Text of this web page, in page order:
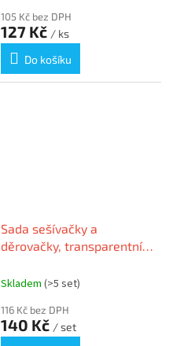
105 Kč bez DPH
127 Kč / ks
Do košíku
Sada sešívačky a
děrovačky, transparentní
listů, RAPESCO 1719
Skladem (>5 set)
116 Kč bez DPH
140 Kč / set